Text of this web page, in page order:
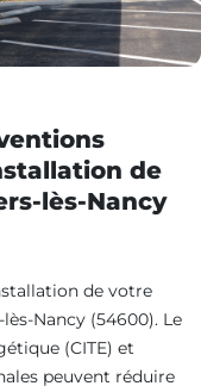
de
lès-Nancy
de votre
Nancy (54600). Le
(CITE) et
peuvent réduire